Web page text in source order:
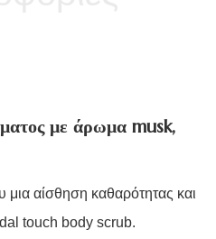
με άρωμα musk,
μια αίσθηση καθαρότητας και
touch body scrub.